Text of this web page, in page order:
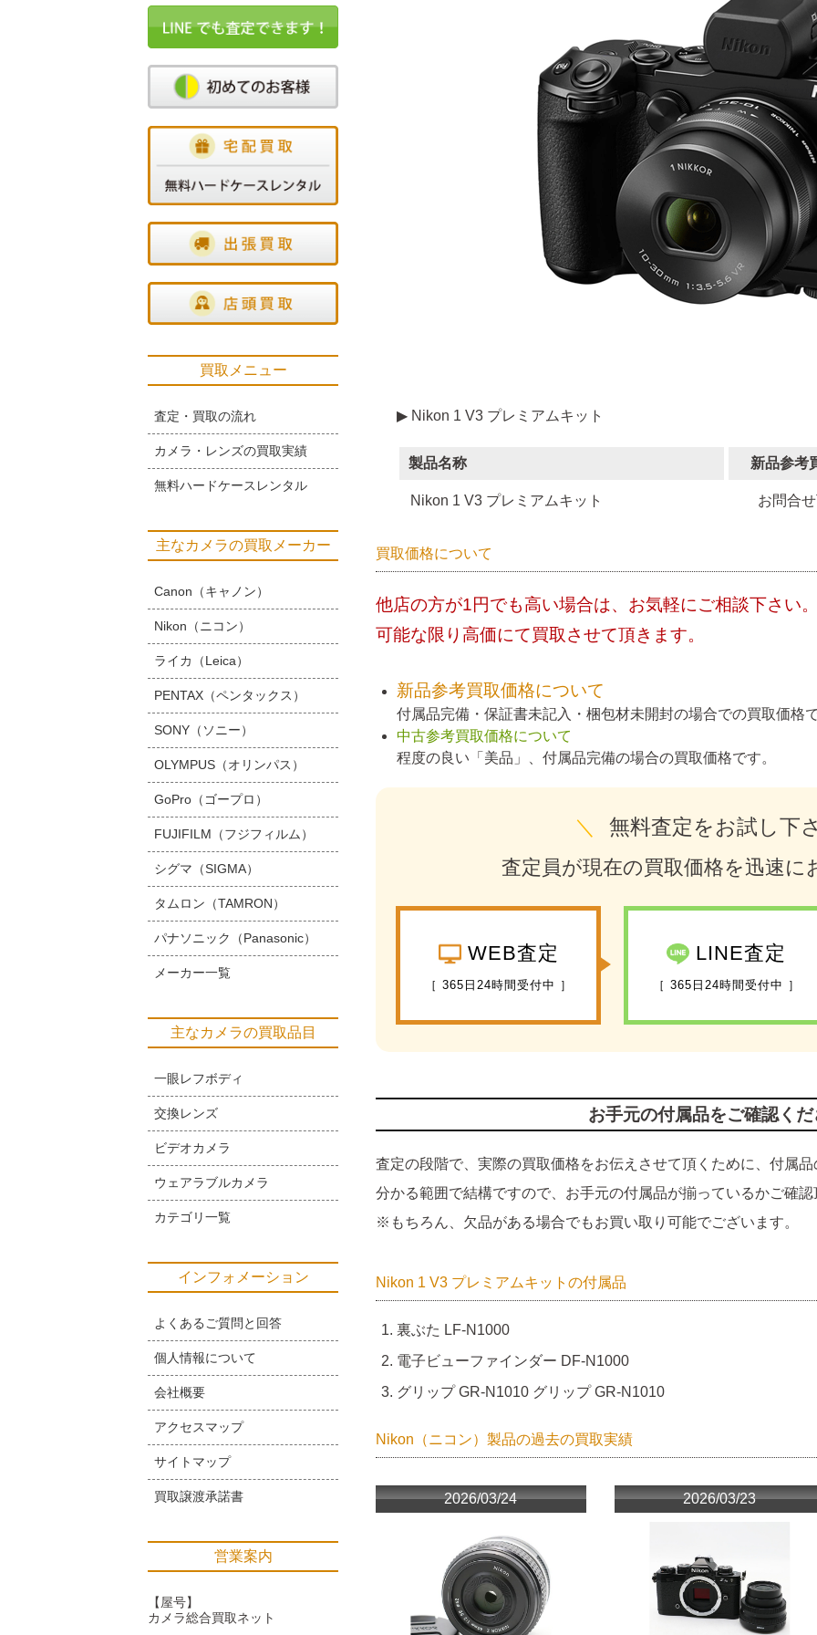
▶ Nikon 1 V3 プレミアムキット
製品名称 新品参考
Nikon 1 V3 プレミアムキット お問合
買取価格について
他店の方が1円でも高い場合は、お気軽にご相談下さい
可能な限り高価にて買取させて頂きます。
新品参考買取価格について
付属品完備・保証書未記入・梱包材未開封の場合での買取価格
中古参考買取価格について
程度の良い「美品」、付属品完備の場合の買取価格です。
＼ 無料査定をお試し下
査定員が現在の買取価格を迅速に
WEB査定
［ 365日24時間受付中 ］
LINE査定
［ 365日24時間受付中 ］
お手元の付属品をご確認く
査定の段階で、実際の買取価格をお伝えさせて頂くために、付属
分かる範囲で結構ですので、お手元の付属品が揃っているかご確
※もちろん、欠品がある場合でもお買い取り可能でございます。
Nikon 1 V3 プレミアムキットの付属品
裏ぶた LF-N1000
電子ビューファインダー DF-N1000
グリップ GR-N1010 グリップ GR-N1010
Nikon（ニコン）製品の過去の買取実績
2026/03/24 2026/03/23
買取メニュー
査定・買取の流れ
カメラ・レンズの買取実績
無料ハードケースレンタル
主なカメラの買取メーカー
Canon（キャノン）
Nikon（ニコン）
ライカ（Leica）
PENTAX（ペンタックス）
SONY（ソニー）
OLYMPUS（オリンパス）
GoPro（ゴープロ）
FUJIFILM（フジフィルム）
シグマ（SIGMA）
タムロン（TAMRON）
パナソニック（Panasonic）
メーカー一覧
主なカメラの買取品目
一眼レフボディ
交換レンズ
ビデオカメラ
ウェアラブルカメラ
カテゴリ一覧
インフォメーション
よくあるご質問と回答
個人情報について
会社概要
アクセスマップ
サイトマップ
買取譲渡承諾書
営業案内
【屋号】
カメラ総合買取ネット